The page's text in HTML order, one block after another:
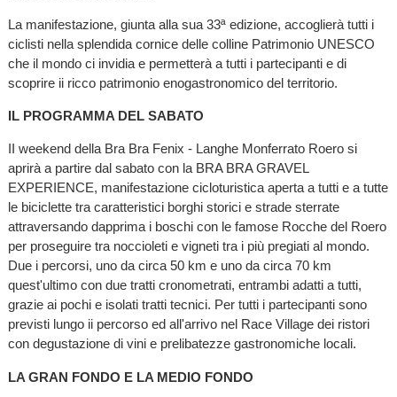
La manifestazione, giunta alla sua 33ª edizione, accoglierà tutti i
ciclisti nella splendida cornice delle colline Patrimonio UNESCO
che il mondo ci invidia e permetterà a tutti i partecipanti e di
scoprire ii ricco patrimonio enogastronomico del territorio.
IL PROGRAMMA DEL SABATO
II weekend della Bra Bra Fenix - Langhe Monferrato Roero si
aprirà a partire dal sabato con la BRA BRA GRAVEL
EXPERIENCE, manifestazione cicloturistica aperta a tutti e a tutte
le biciclette tra caratteristici borghi storici e strade sterrate
attraversando dapprima i boschi con le famose Rocche del Roero
per proseguire tra noccioleti e vigneti tra i più pregiati al mondo.
Due i percorsi, uno da circa 50 km e uno da circa 70 km
quest'ultimo con due tratti cronometrati, entrambi adatti a tutti,
grazie ai pochi e isolati tratti tecnici. Per tutti i partecipanti sono
previsti lungo ii percorso ed all'arrivo nel Race Village dei ristori
con degustazione di vini e prelibatezze gastronomiche locali.
LA GRAN FONDO E LA MEDIO FONDO